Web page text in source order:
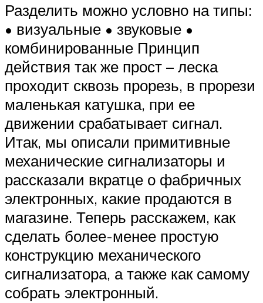
Разделить можно условно на типы:
• визуальные • звуковые •
комбинированные Принцип
действия так же прост – леска
проходит сквозь прорезь, в прорези
маленькая катушка, при ее
движении срабатывает сигнал.
Итак, мы описали примитивные
механические сигнализаторы и
рассказали вкратце о фабричных
электронных, какие продаются в
магазине. Теперь расскажем, как
сделать более-менее простую
конструкцию механического
сигнализатора, а также как самому
собрать электронный.